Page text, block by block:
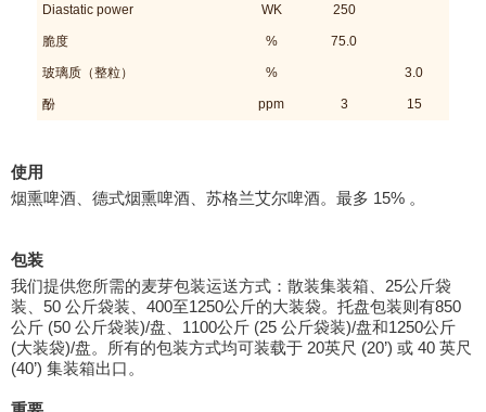
Diastatic power WK 250
脆度 % 75.0
玻璃质（整粒） % 3.0
酚 ppm 3 15
使用
烟熏啤酒、德式烟熏啤酒、苏格兰艾尔啤酒。最多 15% 。
包装
我们提供您所需的麦芽包装运送方式：散装集装箱、25公斤袋
装、50 公斤袋装、400至1250公斤的大装袋。托盘包装则有850
公斤 (50 公斤袋装)/盘、1100公斤 (25 公斤袋装)/盘和1250公斤
(大装袋)/盘。所有的包装方式均可装载于 20英尺 (20’) 或 40 英尺
(40’) 集装箱出口。